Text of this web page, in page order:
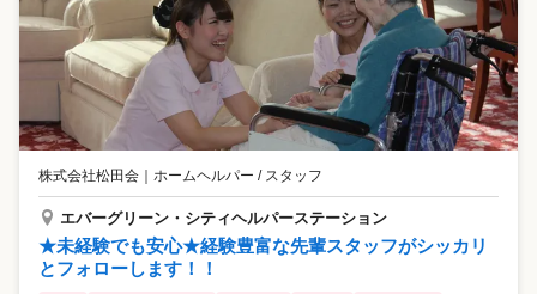
株式会社松田会 ホームヘルパー / スタッフ
エバーグリーン・シティヘルパーステーション
★未経験でも安心★経験豊富な先輩スタッフがシッカリ
とフォローします！！